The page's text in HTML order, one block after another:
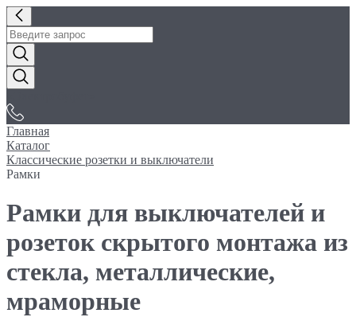
Главная
Каталог
Классические розетки и выключатели
Рамки
Рамки для выключателей и
розеток скрытого монтажа из
стекла, металлические,
мраморные